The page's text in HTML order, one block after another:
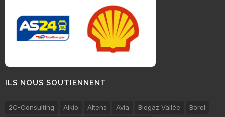
ILS NOUS SOUTIENNENT
2C-Consulting Alkio Altens Avia Biogaz Vallée
Borel